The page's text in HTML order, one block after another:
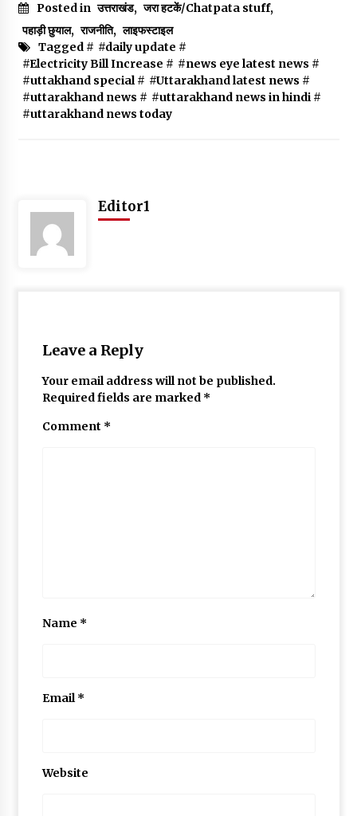
Posted in उत्तराखंड, जरा हटकें/Chatpata stuff,
पहाड़ी छुयाल, राजनीति, लाइफस्टाइल
Tagged # #daily update #
#Electricity Bill Increase # #news eye latest news #
#uttakhand special# #Uttarakhand latest news #
#uttarakhand news # #uttarakhand news in hindi#
#uttarakhand news today
Editor1
Leave a Reply
Your email address will not be published.
Required fields are marked *
Comment *
Name *
Email*
Website